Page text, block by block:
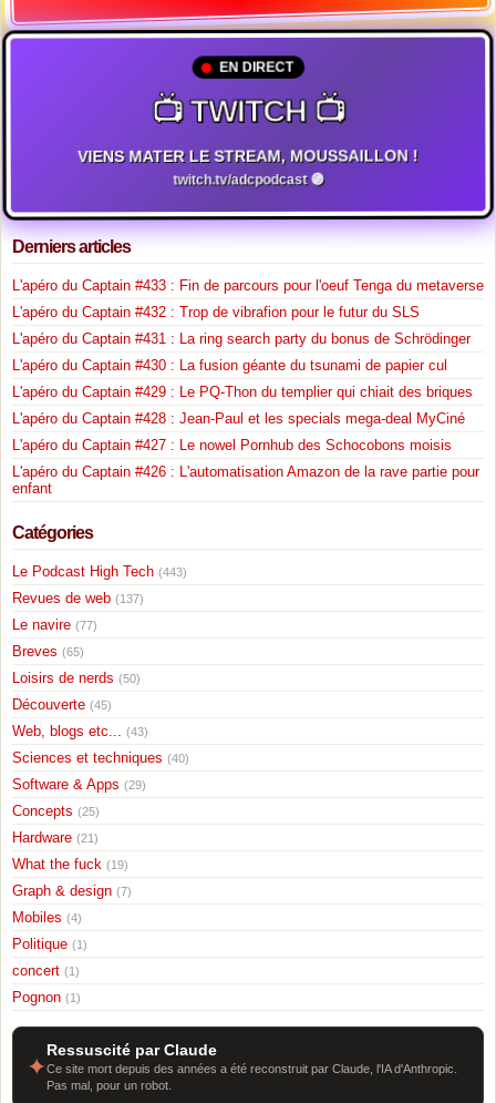
EN DIRECT
📺 TWITCH 📺
VIENS MATER LE STREAM, MOUSSAILLON !
twitch.tv/adcpodcast 🟣
Derniers articles
L'apéro du Captain #433 : Fin de parcours pour l'oeuf Tenga du metaverse
L'apéro du Captain #432 : Trop de vibrafion pour le futur du SLS
L'apéro du Captain #431 : La ring search party du bonus de Schrödinger
L'apéro du Captain #430 : La fusion géante du tsunami de papier cul
L'apéro du Captain #429 : Le PQ-Thon du templier qui chiait des briques
L'apéro du Captain #428 : Jean-Paul et les specials mega-deal MyCiné
L'apéro du Captain #427 : Le nowel Pornhub des Schocobons moisis
L'apéro du Captain #426 : L'automatisation Amazon de la rave partie pour
enfant
Catégories
Le Podcast High Tech (443)
Revues de web (137)
Le navire (77)
Breves (65)
Loisirs de nerds (50)
Découverte (45)
Web, blogs etc... (43)
Sciences et techniques (40)
Software & Apps (29)
Concepts (25)
Hardware (21)
What the fuck (19)
Graph & design (7)
Mobiles (4)
Politique (1)
concert (1)
Pognon (1)
✦
Ressuscité par Claude
Ce site mort depuis des années a été reconstruit par Claude, l'IA d'Anthropic.
Pas mal, pour un robot.